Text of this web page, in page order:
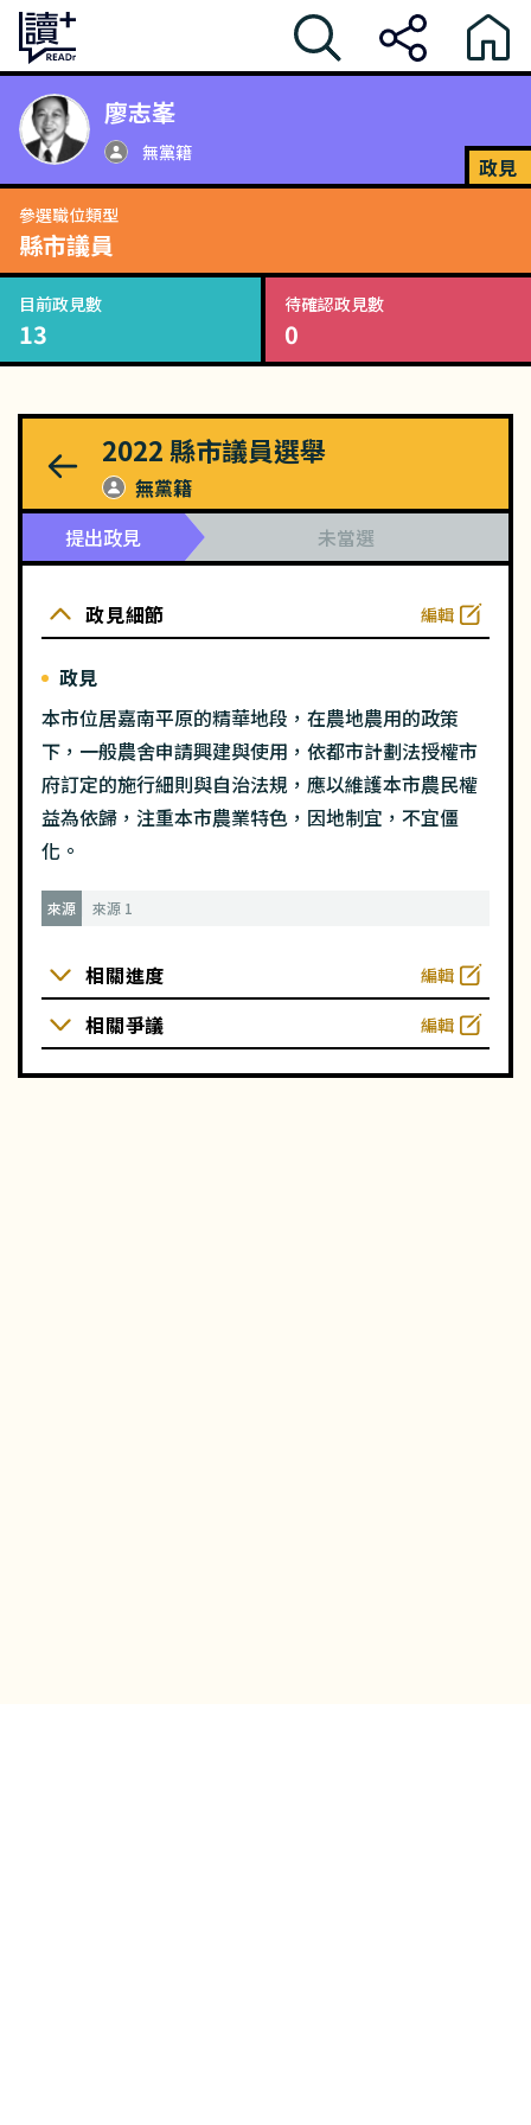
廖志峯
無黨籍
政見
參選職位類型
縣市議員
目前政見數
13
待確認政見數
0
2022 縣市議員選舉
無黨籍
提出政見
未當選
政見細節 編輯
政見
本市位居嘉南平原的精華地段，在農地農用的政策
下，一般農舍申請興建與使用，依都市計劃法授權市
府訂定的施行細則與自治法規，應以維護本市農民權
益為依歸，注重本市農業特色，因地制宜，不宜僵
化。
來源 來源 1
相關進度 編輯
相關爭議 編輯